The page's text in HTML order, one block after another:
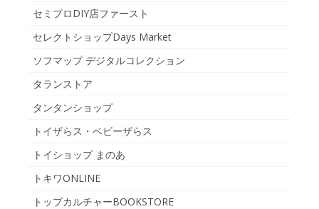
セミプロDIY店ファースト
セレクトショップDays Market
ソフマップ デジタルコレクション
タランストア
タンタンショップ
トイザらス・ベビーザらス
トイショップ まのあ
トキワONLINE
トップカルチャーBOOKSTORE